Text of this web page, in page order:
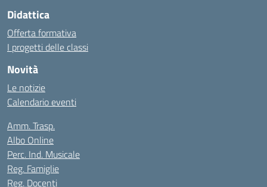
Didattica
Offerta formativa
I progetti delle classi
Novità
Le notizie
Calendario eventi
Amm. Trasp.
Albo Online
Perc. Ind. Musicale
Reg. Famiglie
Reg. Docenti